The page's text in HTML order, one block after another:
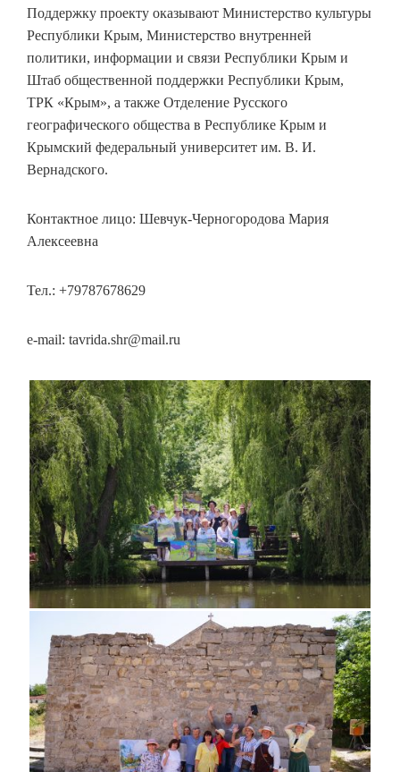
Поддержку проекту оказывают Министерство культуры
Республики Крым, Министерство внутренней
политики, информации и связи Республики Крым и
Штаб общественной поддержки Республики Крым,
ТРК «Крым», а также Отделение Русского
географического общества в Республике Крым и
Крымский федеральный университет им. В. И.
Вернадского.
Контактное лицо: Шевчук-Черногородова Мария
Алексеевна
Тел.: +79787678629
e-mail: tavrida.shr@mail.ru